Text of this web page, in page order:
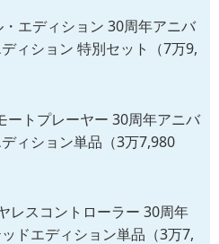
エディション 30周年アニバ
ィション 特別セット（7万9,
トプレーヤー 30周年アニバ
ィション単品（3万7,980
レスコントローラー 30周年
ドエディション単品（3万7,